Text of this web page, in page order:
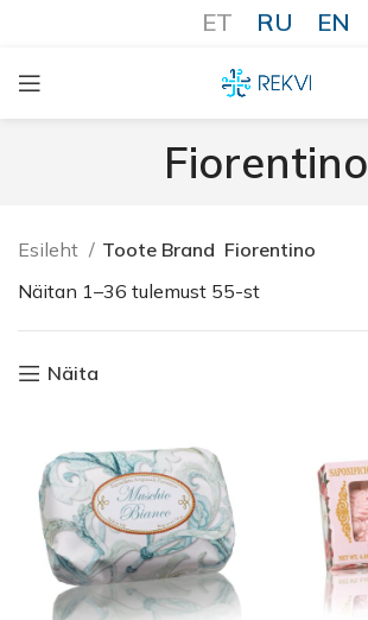
ET RU EN
Fiorentino
Esileht Toote Brand Fiorentino
Näitan 1–36 tulemust 55-st
Näita